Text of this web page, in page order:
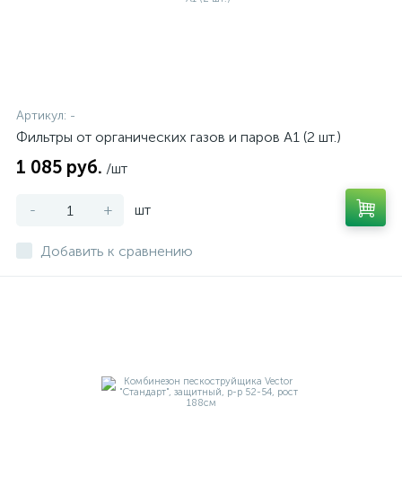
Артикул: -
Фильтры от органических газов и паров A1 (2 шт.)
1 085 руб. /шт
- + шт
Добавить к сравнению